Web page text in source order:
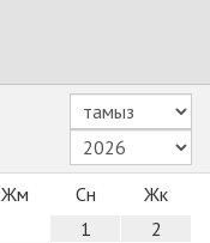
Жм Сн
Жк
1
2